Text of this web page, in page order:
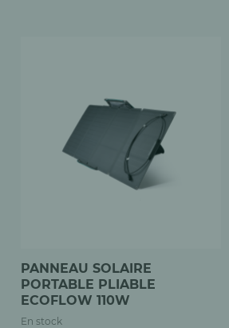
PANNEAU SOLAIRE
PORTABLE PLIABLE
ECOFLOW 110W
En stock